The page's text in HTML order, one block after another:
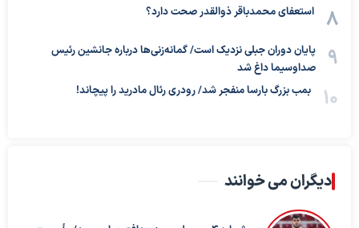
استعفای محمدباقر ذوالقدر صحت دارد؟
پایان دوران جبلی نزدیک است/ گمانه‌زنی‌ها درباره جانشین رئیس
صداوسیما داغ شد
بمب بزرگ بارسا منفجر شد/ رودری رئال مادرید را پیچاند!
دیگران می خوانند